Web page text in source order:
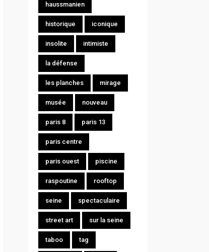
haussmanien
historique iconique
insolite intimiste
la défense
les planches mirage
musée nouveau
paris 8 paris 13
paris centre
paris ouest piscine
raspoutine rooftop
seine spectaculaire
street art sur la seine
taboo tag